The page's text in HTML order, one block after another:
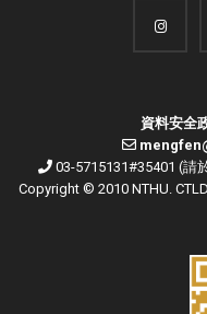
資料安全
03-5715131#35401 (請
Copyright © 2010 NTHU.